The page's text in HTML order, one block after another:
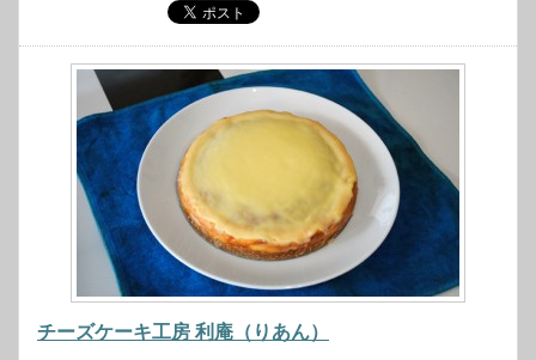
チーズケーキ工房 利庵（りあん）